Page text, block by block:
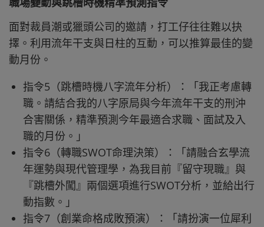
面對裁員潮或獵頭公司的邀請，打工仔往往難以抉
擇。利用流年干支與日柱的互動，可以推算最佳的變
動月份。
指令5（跳槽時機八字流年分析）：「我正考慮轉
職。請結合我的八字原局與今年流年干支的刑沖
合害關係，精準預測今年最適合求職、面試及入
職的月份。」
指令6（轉職SWOT命理決策）：「請融合玄學流
年運勢與現代管理學，為我目前『留守現職』與
『跳槽外闖』兩個選項進行SWOT分析，並給出行
動指數。」
指令7（創業命格成敗預演）：「請扮演一位犀利